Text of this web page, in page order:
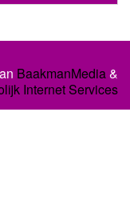
BaakmanMedia&
Internet Services